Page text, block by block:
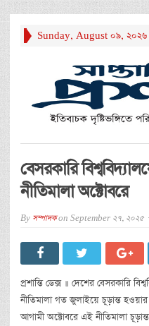
Sunday, August 09, 2026
বেসরকারি
নীতিমালা অক্টোবরে
By সম্পাদকon September 27, 2025
প্রশান্তি ডেক্স ॥ দেশের বেসরকারি
নীতিমালা গত জুলাইয়ে চূড়ান্ত
আগামী অক্টোবরে এই নীতিমালা